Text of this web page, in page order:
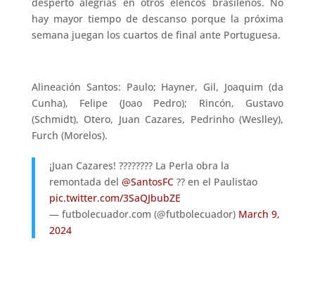
hay mayor tiempo de descanso porque la próxima
semana juegan los cuartos de final ante Portuguesa.
Alineación Santos: Paulo; Hayner, Gil, Joaquim (da
Cunha), Felipe (Joao Pedro); Rincón, Gustavo
(Schmidt), Otero, Juan Cazares, Pedrinho (Weslley),
Furch (Morelos).
¡Juan Cazares! ???????? La Perla obra la
remontada del @SantosFC?? en el Paulistao
pic.twitter.com/3SaQJbubZE
— futbolecuador.com (@futbolecuador) March 9,
2024